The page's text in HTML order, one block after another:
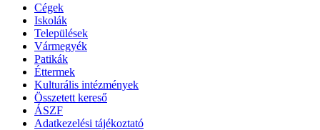
Cégek
Iskolák
Települések
Vármegyék
Patikák
Éttermek
Kulturális intézmények
Összetett kereső
ÁSZF
Adatkezelési tájékoztató